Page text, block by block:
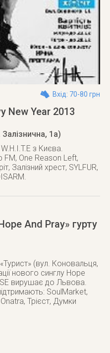
Вхід: 70-80 грн
New Year 2013
1а)
з Києва.
FM, One Reason Left,
Залізний хрест, SYLFUR,
And Pray» гурту
(вул. Коновальця,
нового синглу Hope
вирушає до Львова.
SoulMarket,
Трієст, Думки